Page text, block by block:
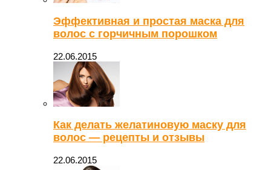
Эффективная и простая маска для
волос с горчичным порошком
22.06.2015
Как делать желатиновую маску для
волос — рецепты и отзывы
22.06.2015